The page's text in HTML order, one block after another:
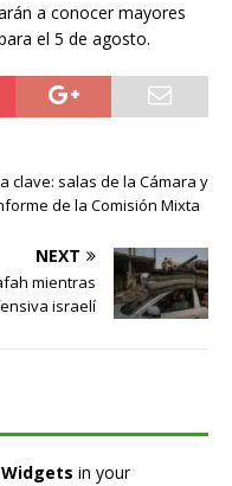
a conocer mayores
el 5 de agosto.
clave: salas de la Cámara y
de la Comisión Mixta
NEXT
mientras
israelí
in your